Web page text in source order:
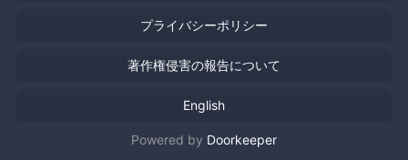
プライバシーポリシー
著作権侵害の報告について
English
Powered by Doorkeeper